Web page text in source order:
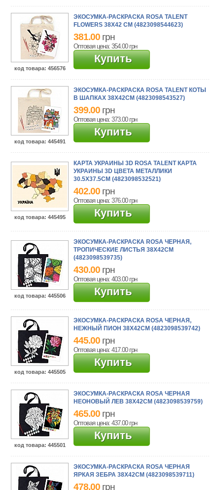
код товара: 456576
ЭКОСУМКА-РАСКРАСКА ROSA TALENT
FLOWERS 38Х42 СМ (4823098544623)
381.00 грн
Оптовая цена: 354.00 грн
Купить
код товара: 445491
ЭКОСУМКА-РАСКРАСКА ROSA TALENT КОТЫ
В ШАПКАХ 38Х42СМ (4823098543527)
399.00 грн
Оптовая цена: 373.00 грн
Купить
код товара: 445495
КАРТА УКРАИНЫ 3D ROSA TALENT КАРТА
УКРАИНЫ 3D ЦВЕТА МЕТАЛЛИКИ
30.5Х37.5СМ (4823098532521)
402.00 грн
Оптовая цена: 376.00 грн
Купить
код товара: 445506
ЭКОСУМКА-РАСКРАСКА ROSA ЧЕРНАЯ,
ТРОПИЧЕСКИЕ ЛИСТЬЯ 38Х42СМ
(4823098539735)
430.00 грн
Оптовая цена: 403.00 грн
Купить
код товара: 445505
ЭКОСУМКА-РАСКРАСКА ROSA ЧЕРНАЯ,
НЕЖНЫЙ ПИОН 38Х42СМ (4823098539742)
445.00 грн
Оптовая цена: 417.00 грн
Купить
код товара: 445501
ЭКОСУМКА-РАСКРАСКА ROSA ЧЕРНАЯ
НЕОНОВЫЙ ЛЕВ 38Х42СМ (4823098539759)
465.00 грн
Оптовая цена: 437.00 грн
Купить
ЭКОСУМКА-РАСКРАСКА ROSA ЧЕРНАЯ
ЯРКАЯ ЗЕБРА 38Х42СМ (4823098539711)
478.00 грн